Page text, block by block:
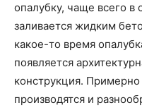
опалубку, чаще всего в
заливается жидким
какое-то время
появляется
конструкция.
производятся и